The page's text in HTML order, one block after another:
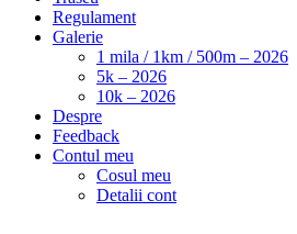
Regulament
Galerie
1 mila / 1km / 500m – 2026
5k – 2026
10k – 2026
Despre
Feedback
Contul meu
Cosul meu
Detalii cont